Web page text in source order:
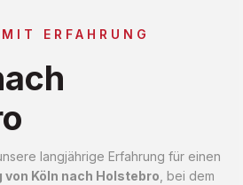
ERFAHRUNG
langjährige Erfahrung für einen
Köln nach Holstebro , bei dem